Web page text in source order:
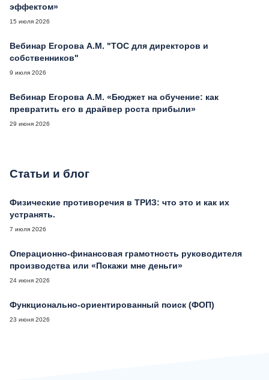
эффектом»
15 июля 2026
Вебинар Егорова А.М. "ТОС для директоров и
собственников"
9 июля 2026
Вебинар Егорова А.М. «Бюджет на обучение: как
превратить его в драйвер роста прибыли»
29 июня 2026
Статьи и блог
Физические противоречия в ТРИЗ: что это и как их
устранять.
7 июля 2026
Операционно-финансовая грамотность руководителя
производства или «Покажи мне деньги»
24 июня 2026
Функционально-ориентированный поиск (ФОП)
23 июня 2026